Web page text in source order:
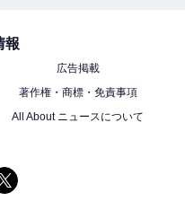
報
広告掲載
著作権・商標・免責事項
All About ニュースについて